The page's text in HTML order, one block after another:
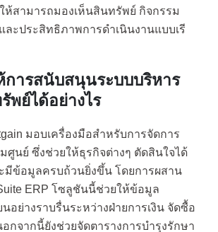
ห้สามารถมองเห็นสินทรัพย์ กิจกรรม
ละประสิทธิภาพการดำเนินงานแบบเรี
การสนับสนุนระบบบริหาร
พย์ได้อย่างไร
มอบเครื่องมือสำหรับการจัดการ
ศูนย์ ซึ่งช่วยให้ธุรกิจต่างๆ ตัดสินใจได้
ะมีข้อมูลครบถ้วนยิ่งขึ้น โดยการผสาน
ERP โซลูชันนี้ช่วยให้ข้อมูล
อย่างราบรื่นระหว่างฝ่ายการเงิน จัดซื้อ
กจากนี้ยังช่วยจัดตารางการบำรุงรักษา